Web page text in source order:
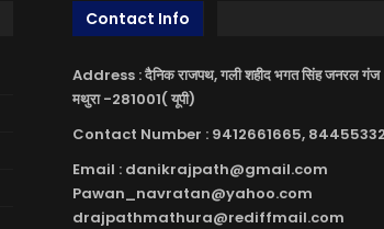
Contact Info
Address : दैनिक राजपथ, गली शहीद भगत सिंह जनरल गंज
मथुरा -281001( यूपी)
Contact Number : 9412661665,
Email : danikrajpath@gmail.com
Pawan_navratan@yahoo.com
drajpathmathura@rediffmail.com